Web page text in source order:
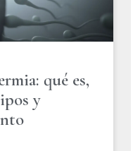
qué es,
y